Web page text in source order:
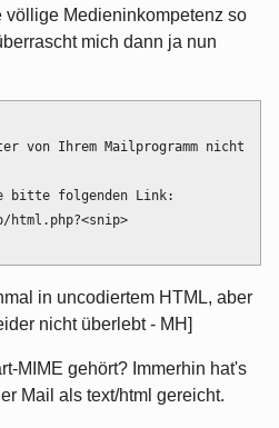
völlige Medieninkompetenz so
mich dann ja nun
Sie bitte folgenden Link:
p/html.php?<snip>
in uncodiertem HTML, aber
nicht überlebt - MH]
MIME gehört? Immerhin hat's
Mail als text/html gereicht.